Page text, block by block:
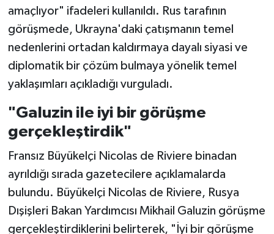
amaçlıyor" ifadeleri kullanıldı. Rus tarafının
görüşmede, Ukrayna'daki çatışmanın temel
nedenlerini ortadan kaldırmaya dayalı siyasi ve
diplomatik bir çözüm bulmaya yönelik temel
yaklaşımları açıkladığı vurguladı.
"Galuzin ile iyi bir görüşme
gerçekleştirdik"
Fransız Büyükelçi Nicolas de Riviere binadan
ayrıldığı sırada gazetecilere açıklamalarda
bulundu. Büyükelçi Nicolas de Riviere, Rusya
Dışişleri Bakan Yardımcısı Mikhail Galuzin görüşme
gerçekleştirdiklerini belirterek, "İyi bir görüşme